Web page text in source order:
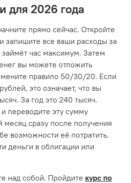
для 2026 года
прямо сейчас. Откройте
запишите все ваши расходы за
час максимум. Затем
вы можете отложить
правило 50/30/20. Если
это означает, что вы
За год это 240 тысяч.
переводите эту сумму
месяц сразу после получения
возможности её потратить.
деньги в облигации или
над собой. Пройдите курс по